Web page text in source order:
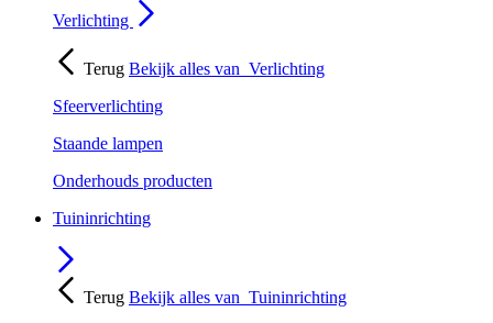
Verlichting
Terug Bekijk alles van Verlichting
Sfeerverlichting
Staande lampen
Onderhouds producten
Tuininrichting
Terug Bekijk alles van Tuininrichting